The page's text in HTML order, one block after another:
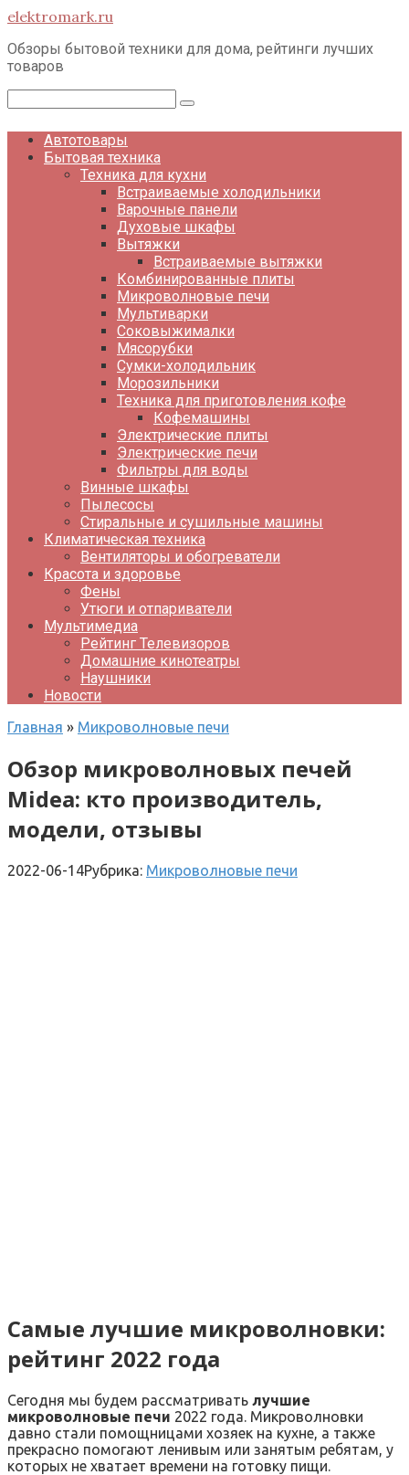
Перейти
контенту
elektromark.ru
Обзоры бытовой техники для дома, рейтинги лучших
товаров
Автотовары
Бытовая техника
Техника для кухни
Встраиваемые холодильники
Варочные панели
Духовые шкафы
Вытяжки
Встраиваемые вытяжки
Комбинированные плиты
Микроволновые печи
Мультиварки
Соковыжималки
Мясорубки
Сумки-холодильник
Морозильники
Техника для приготовления кофе
Кофемашины
Электрические плиты
Электрические печи
Фильтры для воды
Винные шкафы
Пылесосы
Стиральные и сушильные машины
Климатическая техника
Вентиляторы и обогреватели
Красота и здоровье
Фены
Утюги и отпариватели
Мультимедиа
Рейтинг Телевизоров
Домашние кинотеатры
Наушники
Новости
Главная » Микроволновые печи
Обзор микроволновых печей
Midea: кто производитель,
модели, отзывы
2022-06-14Рубрика: Микроволновые печи
Самые лучшие микроволновки:
рейтинг 2022 года
Сегодня мы будем рассматривать лучшие
микроволновые печи 2022 года. Микроволновки
давно стали помощницами хозяек на кухне, а также
прекрасно помогают ленивым или занятым ребятам, у
которых не хватает времени на готовку пищи.